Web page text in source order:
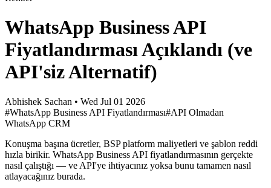
WhatsApp Business API
Fiyatlandırması Açıklandı (ve
API'siz Alternatif)
Abhishek Sachan • Wed Jul 01 2026
#WhatsApp Business API Fiyatlandırması#API Olmadan
WhatsApp CRM
Konuşma başına ücretler, BSP platform maliyetleri ve şablon reddi
hızla birikir. WhatsApp Business API fiyatlandırmasının gerçekte
nasıl çalıştığı — ve API'ye ihtiyacınız yoksa bunu tamamen nasıl
atlayacağınız burada.